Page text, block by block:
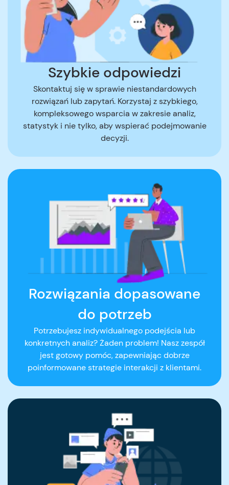
Szybkie odpowiedzi
Skontaktuj się w sprawie niestandardowych
rozwiązań lub zapytań. Korzystaj z szybkiego,
kompleksowego wsparcia w zakresie analiz,
statystyk i nie tylko, aby wspierać podejmowanie
decyzji.
Rozwiązania dopasowane
do potrzeb
Potrzebujesz indywidualnego podejścia lub
konkretnych analiz? Żaden problem! Nasz zespół
jest gotowy pomóc, zapewniając dobrze
poinformowane strategie interakcji z klientami.